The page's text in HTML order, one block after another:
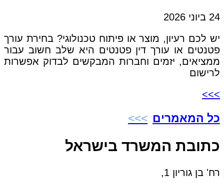
24 ביוני 2026
יש לכם רעיון, מוצר או פיתוח טכנולוגי? בחירת עורך
פטנטים או עורך דין פטנטים היא שלב חשוב עבור
ממציאים, יזמים וחברות המבקשים לבדוק אפשרות
לרישום
>>>
כל המאמרים
כתובת המשרד בישראל
רח' בן גוריון 1,